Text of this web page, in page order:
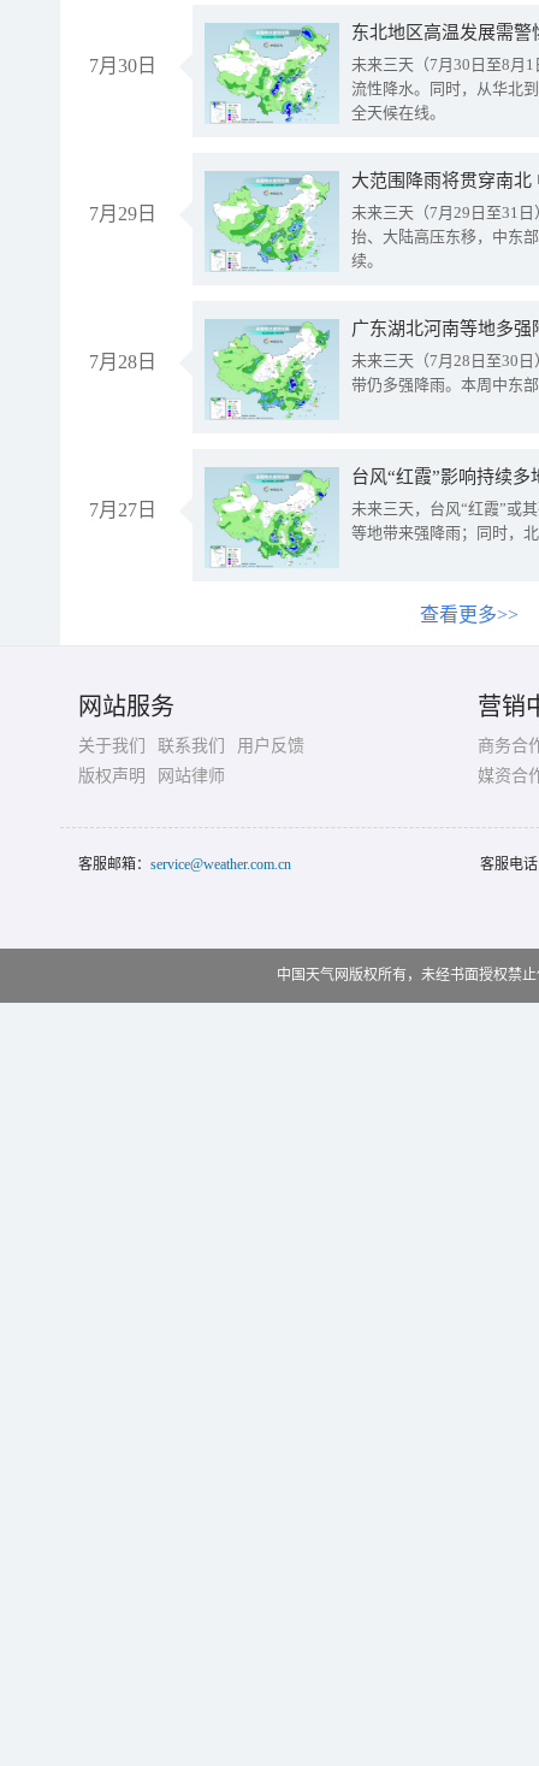
7月30日
东北地区高温发展需
未来三天（7月30日至8月
流性降水。同时，从华北
全天候在线。
7月29日
大范围降雨将贯穿南
未来三天（7月29日至31
抬、大陆高压东移，中东
续。
7月28日
广东湖北河南等地多
未来三天（7月28日至30
带仍多强降雨。本周中东
7月27日
台风“红霞”影响持续
未来三天，台风“红霞”或
等地带来强降雨；同时，
查看更多>>
网站服务
关于我们 联系我们
用户反馈
版权声明
网站律师
营销
商务合
媒资合
客服邮箱： service@weather.com.cn 客服电
中国天气网版权所有，未经书面授权